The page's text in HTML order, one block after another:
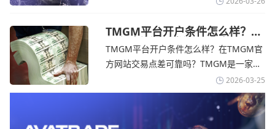
标准的MT4、MT5，以及自研的
AvaTradeGO和AvaOptions。通过
avatrade爱华官网交易资讯了解，据伊朗
TMGM平台开户条件怎么样？美
伊和谈传闻引发油价暴跌-
TMGM官网
TMGM平台开户条件怎么样？在TMGM官
方网站交易点差可靠吗？‌‌‌TMGM是一家交
易成本极低、产品极其丰富、ASIC监管
+千万保险加持的全球知名经纪商，特别适
合活跃交易者和股票CFD投资者。通过
TMGM官网交易资讯了解，周三亚洲交易
2026-03-25